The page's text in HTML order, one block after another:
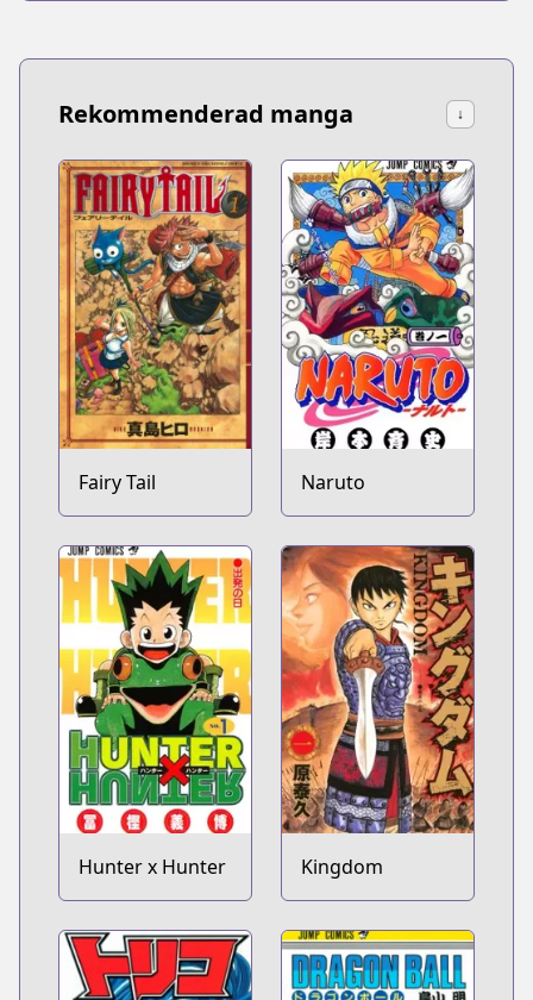
Rekommenderad manga ↓
Fairy Tail Naruto
Hunter x Hunter Kingdom